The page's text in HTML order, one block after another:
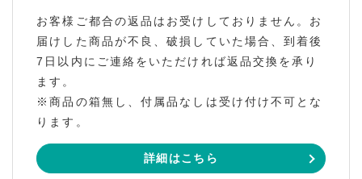
お客様ご都合の返品はお受けしておりません。お
届けした商品が不良、破損していた場合、到着後
7日以内にご連絡をいただければ返品交換を承り
ます。
※商品の箱無し、付属品なしは受け付け不可とな
ります。
詳細はこちら